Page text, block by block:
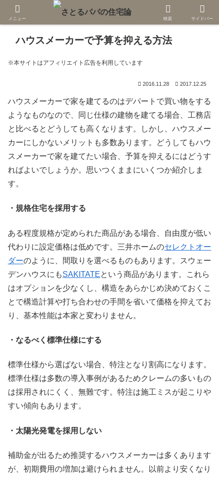
ハウスメーカーで予算を抑える方法
※本サイトはアフィリエイト広告を利用しています
2016.11.28 2017.12.25
ハウスメーカーで家を建てるのはデパートで買い物をする
ようなものなので、同じ仕様の建物を建てる場合、工務店
と比べるとどうしても高くなります。しかし、ハウスメー
カーにしかないメリットも多数あります。どうしてもハウ
スメーカーで家を建てたい場合、予算を抑えるにはどうす
ればよいでしょうか。思いつくままにいくつか紹介しま
す。
・規格住宅を採用する
ある程度規格が定められた商品がある場合、自由度が低い
代わりに設定価格は低めです。三井ホームのセレクトオー
ダーのように、間取りを選べるものもあります。スウェー
デンハウスにもSAKITATEという商品があります。これら
はオプションを少なくし、構造をあらかじめ決めておくこ
とで構造計算や打ち合わせの手間を省いて価格を抑えてお
り、基本性能は本家と変わりません。
・なるべく標準仕様にする
標準仕様から選ばない場合、特注となり割高になります。
標準仕様は多数の導入事例があるためクレームの多いもの
は採用されにくく、無難です。特注は施工ミスが起こりや
すい傾向もあります。
・太陽光発電を採用しない
補助金が出るため推奨するハウスメーカーは多くあります
が、初期費用の増加は避けられません。以前より安くなり
メニュー 検索 サイドバー